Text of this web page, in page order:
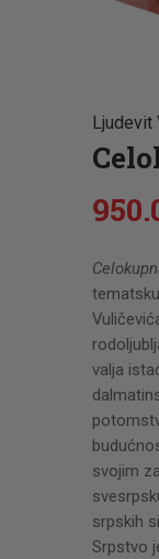
Ljudevit
950.
valja
svojim
srpskih
Srpstvo